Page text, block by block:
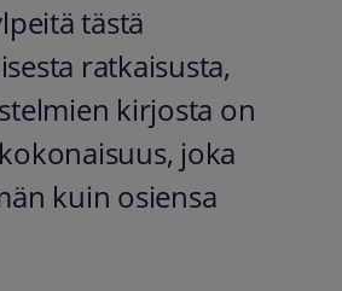
tästä
ratkaisusta,
kirjosta on
joka
kuin osiensa